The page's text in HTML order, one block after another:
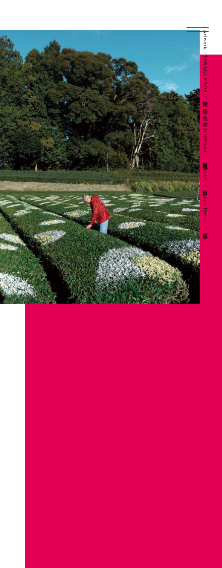
Artwork：TAKAGI KAORU「抜里の茶畑に色を咲かせる」 Photo：良知慎也 Model：山田昇 Logo Design：坂本陽一